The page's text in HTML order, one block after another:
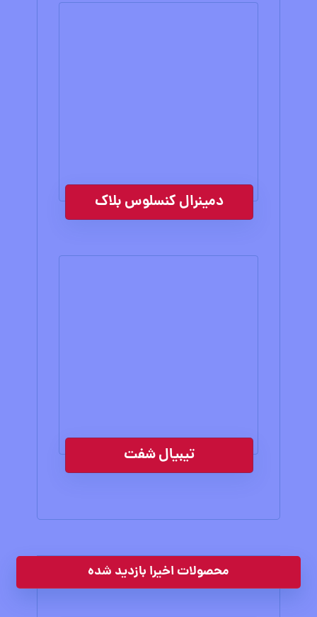
دمینرال کنسلوس بلاک
تیبیال شفت
محصولات اخیرا بازدید شده